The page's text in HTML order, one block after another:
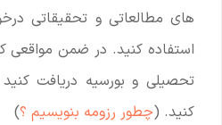
استفاده کنید. در ضمن
کنید. (چطور رزومه بنویسیم ؟)